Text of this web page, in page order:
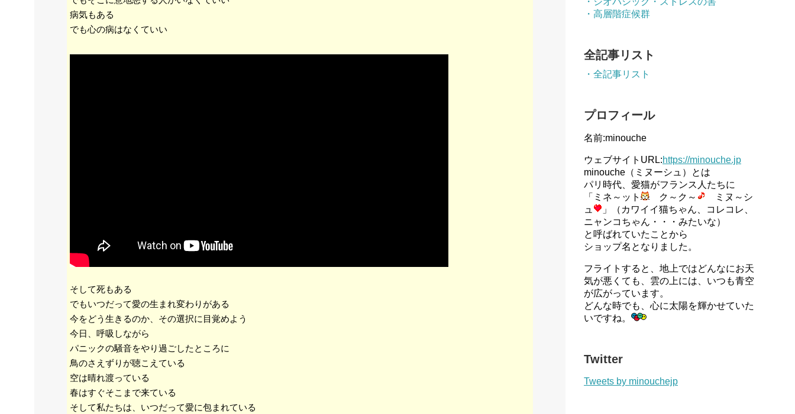
病気もある
でも心の病はなくていい
そして死もある
でもいつだって愛の生まれ変わりがある
今をどう生きるのか、その選択に目覚めよう
今日、呼吸しながら
パニックの騒音をやり過ごしたところに
鳥のさえずりが聴こえている
空は晴れ渡っている
春はすぐそこまで来ている
そして私たちは、いつだって愛に包まれている
・高層階症候群
全記事リスト
・全記事リスト
プロフィール
名前:minouche
ウェブサイトURL:https://minouche.jp
minouche（ミヌーシュ）とは
パリ時代、愛猫がフランス人たちに
「ミネ～ット
ク～ク～
ミヌ～シ
ュ
」（カワイイ猫ちゃん、コレコレ、
ニャンコちゃん・・・みたいな）
と呼ばれていたことから
ショップ名となりました。
フライトすると、地上ではどんなにお天
気が悪くても、雲の上には、いつも青空
が広がっています。
どんな時でも、心に太陽を輝かせていた
いですね。
Twitter
Tweets by minouchejp